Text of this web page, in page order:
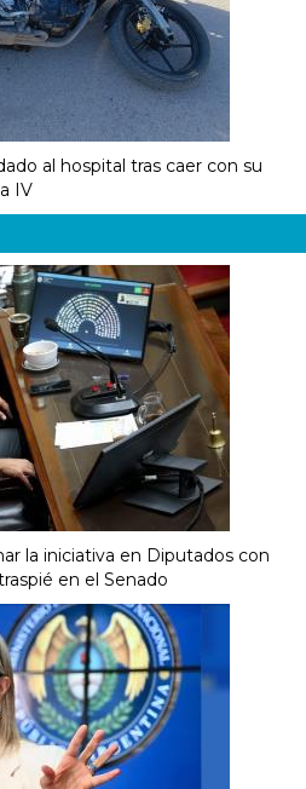
al hospital tras caer con su
IV
la iniciativa en Diputados con
en el Senado